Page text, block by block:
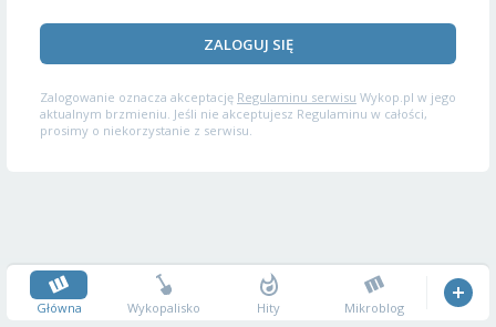
ZALOGUJ SIĘ
Zalogowanie oznacza akceptację Regulaminu serwisu Wykop.pl w jego
aktualnym brzmieniu. Jeśli nie akceptujesz Regulaminu w całości,
prosimy o niekorzystanie z serwisu.
Główna Wykopalisko Hity Mikroblog